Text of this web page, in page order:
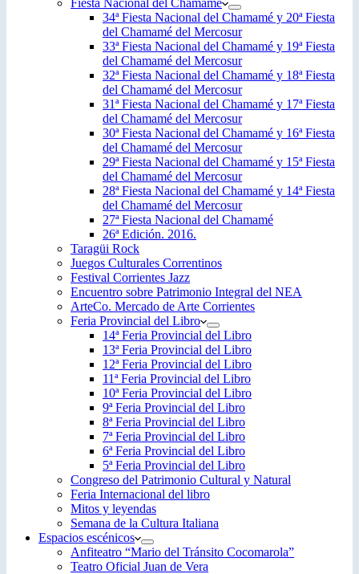
Fiesta Nacional del Chamamé
34ª Fiesta Nacional del Chamamé y 20ª Fiesta
del Chamamé del Mercosur
33ª Fiesta Nacional del Chamamé y 19ª Fiesta
del Chamamé del Mercosur
32ª Fiesta Nacional del Chamamé y 18ª Fiesta
del Chamamé del Mercosur
31ª Fiesta Nacional del Chamamé y 17ª Fiesta
del Chamamé del Mercosur
30ª Fiesta Nacional del Chamamé y 16ª Fiesta
del Chamamé del Mercosur
29ª Fiesta Nacional del Chamamé y 15ª Fiesta
del Chamamé del Mercosur
28ª Fiesta Nacional del Chamamé y 14ª Fiesta
del Chamamé del Mercosur
27ª Fiesta Nacional del Chamamé
26ª Edición. 2016.
Taragüi Rock
Juegos Culturales Correntinos
Festival Corrientes Jazz
Encuentro sobre Patrimonio Integral del NEA
ArteCo. Mercado de Arte Corrientes
Feria Provincial del Libro
14ª Feria Provincial del Libro
13ª Feria Provincial del Libro
12ª Feria Provincial del Libro
11ª Feria Provincial del Libro
10ª Feria Provincial del Libro
9ª Feria Provincial del Libro
8ª Feria Provincial del Libro
7ª Feria Provincial del Libro
6ª Feria Provincial del Libro
5ª Feria Provincial del Libro
Congreso del Patrimonio Cultural y Natural
Feria Internacional del libro
Mitos y leyendas
Semana de la Cultura Italiana
Espacios escénicos
Anfiteatro “Mario del Tránsito Cocomarola”
Teatro Oficial Juan de Vera